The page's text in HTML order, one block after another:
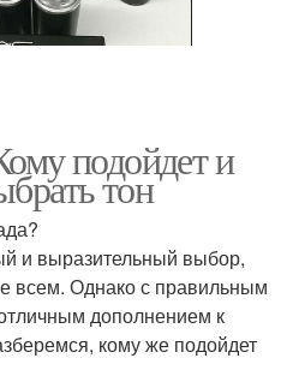
подойдет и
тон
и выразительный выбор,
всем. Однако с правильным
дополнением к
кому же подойдет